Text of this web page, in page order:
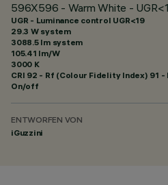
596X596 - Warm White -
UGR - Luminance control UGR<19
29.3 W system
3088.5 lm system
105.41 lm/W
3000 K
CRI 92 - Rf (Colour Fidelity Index) 91 -
On/off
ENTWORFEN VON
iGuzzini